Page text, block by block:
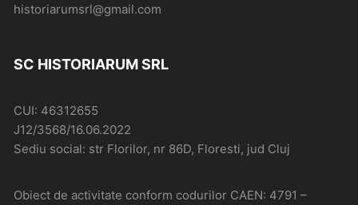
historiarumsrl@gmail.com
SC HISTORIARUM SRL
CUI: 46312655
J12/3568/16.06.2022
Sediu social: str Florilor, nr 86D, Floresti, jud Cluj
Obiect de activitate conform codurilor CAEN: 4791 –